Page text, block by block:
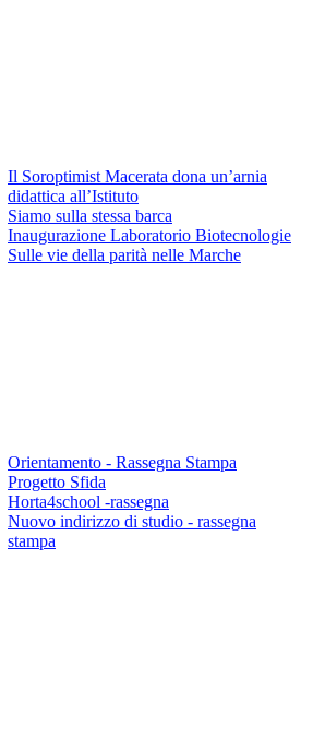
Il Soroptimist Macerata dona un’arnia
didattica all’Istituto
Siamo sulla stessa barca
Inaugurazione Laboratorio Biotecnologie
Sulle vie della parità nelle Marche
Orientamento - Rassegna Stampa
Progetto Sfida
Horta4school -rassegna
Nuovo indirizzo di studio - rassegna
stampa